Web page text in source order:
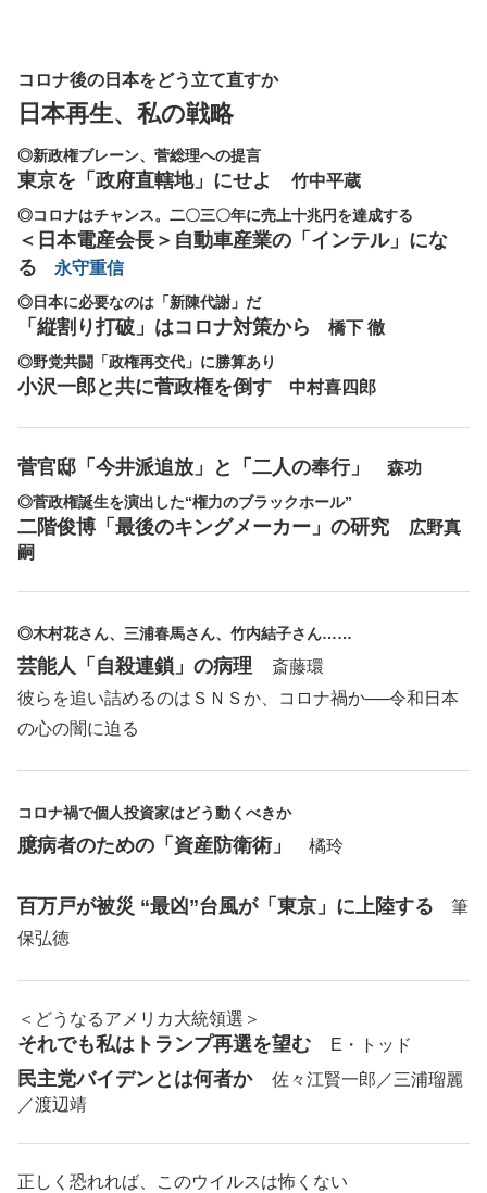
コロナ後の日本をどう立て直すか
日本再生、私の戦略
◎新政権ブレーン、菅総理への提言
東京を「政府直轄地」にせよ 竹中平蔵
◎コロナはチャンス。二〇三〇年に売上十兆円を達成する
＜日本電産会長＞自動車産業の「インテル」にな
る
永守重信
◎日本に必要なのは「新陳代謝」だ
「縦割り打破」はコロナ対策から 橋下 徹
◎野党共闘「政権再交代」に勝算あり
小沢一郎と共に菅政権を倒す 中村喜四郎​
菅官邸「今井派追放」と「二人の奉行」 森功
◎菅政権誕生を演出した“権力のブラックホール”
二階俊博「最後のキングメーカー」の研究
広野真
嗣
◎木村花さん、三浦春馬さん、竹内結子さん……
芸能人「自殺連鎖」の病理
斎藤環
彼らを追い詰めるのはＳＮＳか、コロナ禍か──令和日本
の心の闇に迫る
コロナ禍で個人投資家はどう動くべきか
臆病者のための「資産防衛術」 橘玲
百万戸が被災 “最凶”台風が「東京」に上陸する 筆
保弘徳
＜どうなるアメリカ大統領選＞
それでも私はトランプ再選を望む E・トッド
民主党バイデンとは何者か 佐々江賢一郎／三浦瑠麗
／渡辺靖
正しく恐れれば、このウイルスは怖くない